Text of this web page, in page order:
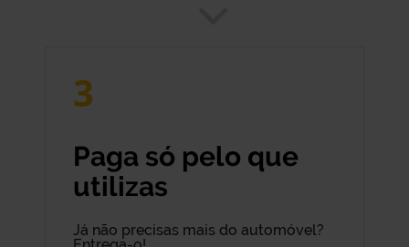
3
Paga só pelo que
utilizas
Já não precisas mais do automóvel?